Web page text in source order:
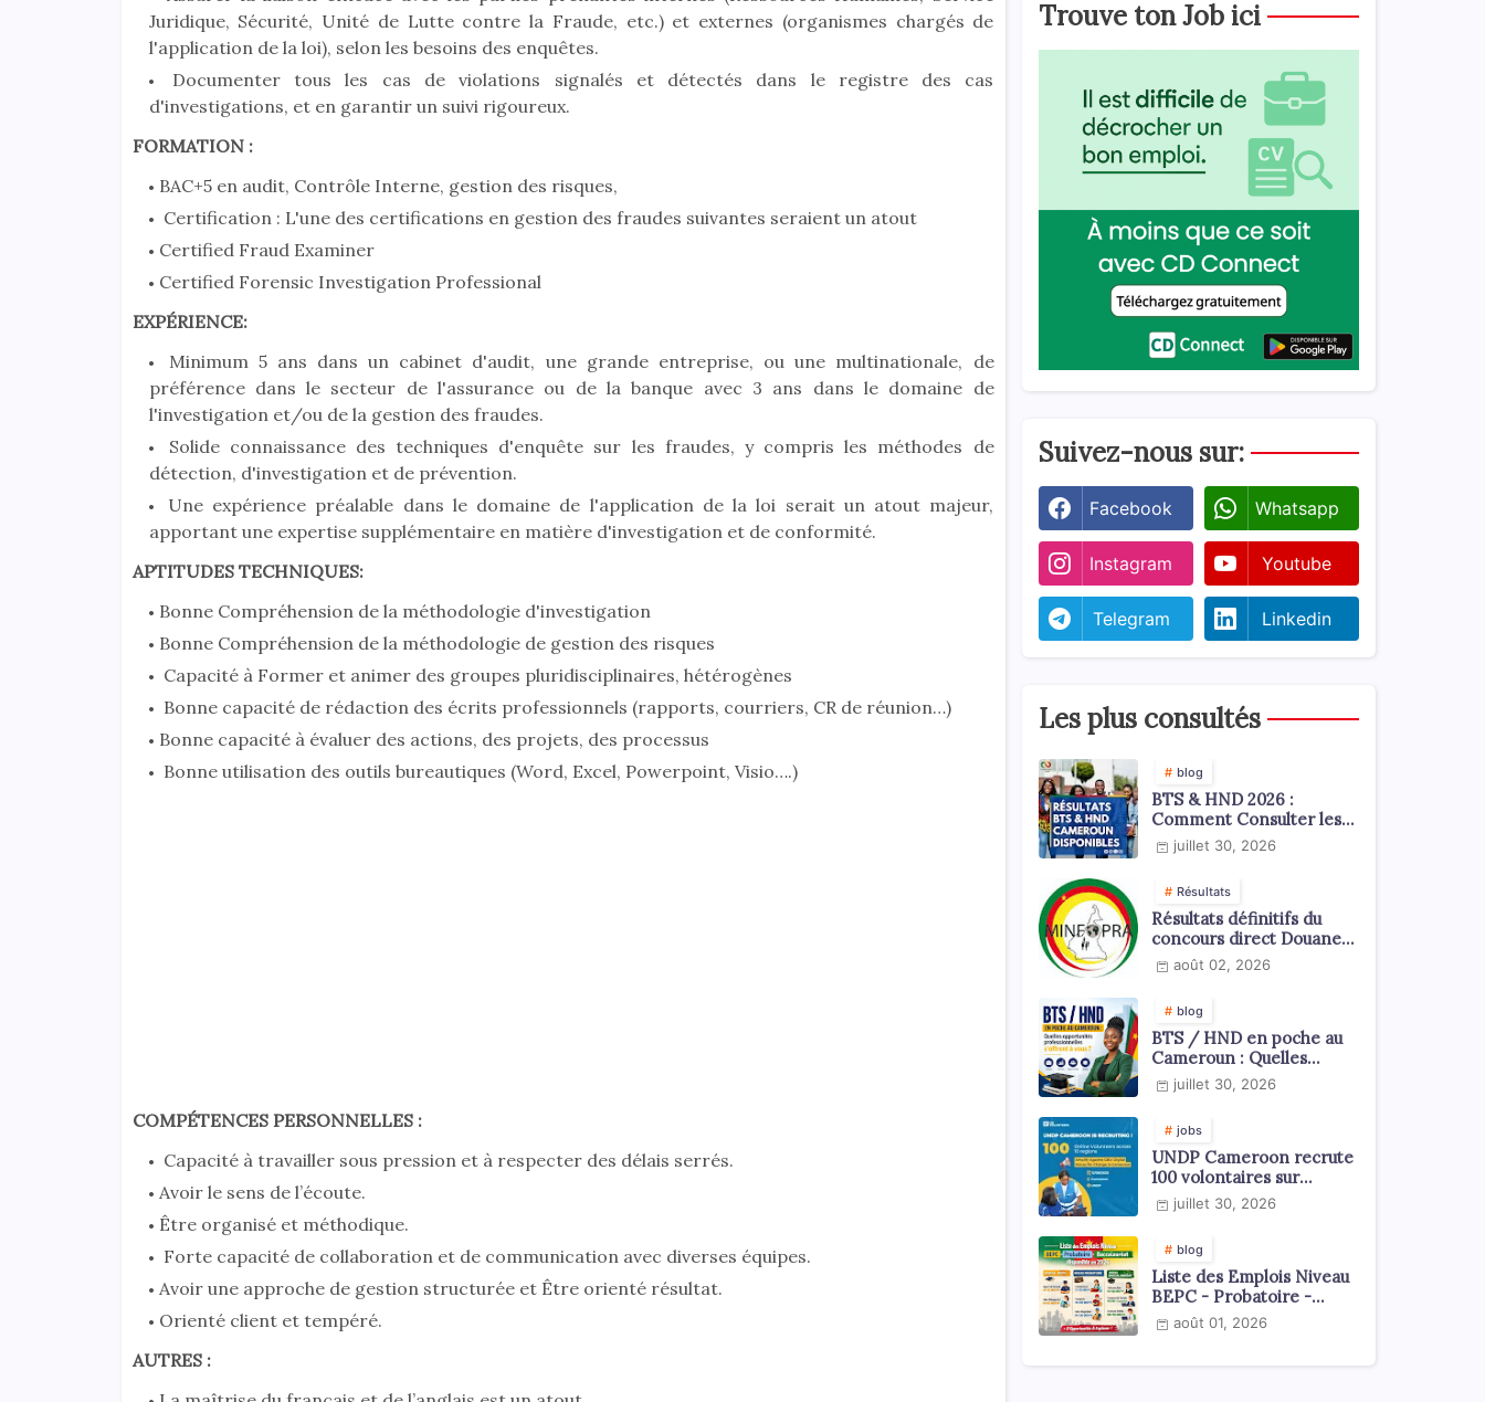
Juridique, Sécurité, Unité de Lutte contre la Fraude, etc.) et externes (organismes chargés de
l'application de la loi), selon les besoins des enquêtes.
Documenter tous les cas de violations signalés et détectés dans le registre des cas
d'investigations, et en garantir un suivi rigoureux.
FORMATION :
BAC+5 en audit, Contrôle Interne, gestion des risques,
Certification : L'une des certifications en gestion des fraudes suivantes seraient un atout
Certified Fraud Examiner
Certified Forensic Investigation Professional
EXPÉRIENCE:
Minimum 5 ans dans un cabinet d'audit, une grande entreprise, ou une multinationale, de
préférence dans le secteur de l'assurance ou de la banque avec 3 ans dans le domaine de
l'investigation et/ou de la gestion des fraudes.
Solide connaissance des techniques d'enquête sur les fraudes, y compris les méthodes de
détection, d'investigation et de prévention.
Une expérience préalable dans le domaine de l'application de la loi serait un atout majeur,
apportant une expertise supplémentaire en matière d'investigation et de conformité.
APTITUDES TECHNIQUES:
Bonne Compréhension de la méthodologie d'investigation
Bonne Compréhension de la méthodologie de gestion des risques
Capacité à Former et animer des groupes pluridisciplinaires, hétérogènes
Bonne capacité de rédaction des écrits professionnels (rapports, courriers, CR de réunion…)
Bonne capacité à évaluer des actions, des projets, des processus
Bonne utilisation des outils bureautiques (Word, Excel, Powerpoint, Visio….)
COMPÉTENCES PERSONNELLES :
Capacité à travailler sous pression et à respecter des délais serrés.
Avoir le sens de l’écoute.
Être organisé et méthodique.
Forte capacité de collaboration et de communication avec diverses équipes.
Avoir une approche de gestion structurée et Être orienté résultat.
Orienté client et tempéré.
AUTRES :
Trouve ton Job ici
Suivez-nous sur:
Facebook Whatsapp
Instagram Youtube
Telegram Linkedin
Les plus consultés
blog
BTS & HND 2026 :
Comment Consulter les
Résultats ?
juillet 30, 2026
Résultats
Résultats définitifs du
concours direct Douanes
2026août 02, 2026
blog
BTS / HND en poche au
Cameroun : Quelles
opportunités
professionnelles s'offrent
juillet 30, 2026
jobs
UNDP Cameroon recrute
100 volontaires sur
l'échelle du territoire
national
juillet 30, 2026
blog
Liste des Emplois Niveau
BEPC - Probatoire -
Baccalauréat dispoblible
en 2026
août 01, 2026